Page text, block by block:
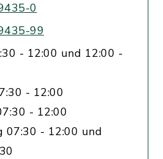
0
99
- 12:00 und 12:00 -
- 12:00
- 12:00
07:30 - 12:00 und